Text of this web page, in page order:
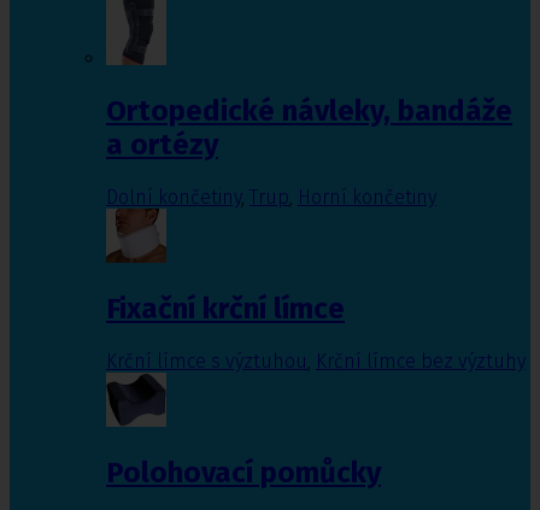
Ortopedické návleky, bandáže
a ortézy
Dolní končetiny, Trup, Horní končetiny
Fixační krční límce
Krční límce s výztuhou Krční límce bez výztuhy
Polohovací pomůcky